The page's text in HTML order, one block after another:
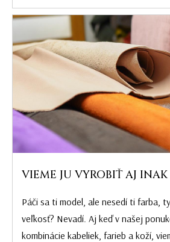
VIEME JU VYROBIŤ AJ INAK
Páči sa ti model, ale nesedí ti farba,
veľkosť? Nevadí. Aj keď v našej
kombinácie kabeliek, farieb a koží,